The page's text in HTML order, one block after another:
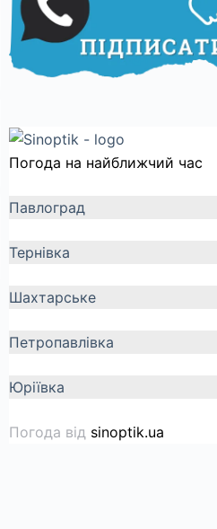
Погода на найближчий час
Павлоград
Тернівка
Шахтарське
Петропавлівка
Юріївка
Погода від sinoptik.ua